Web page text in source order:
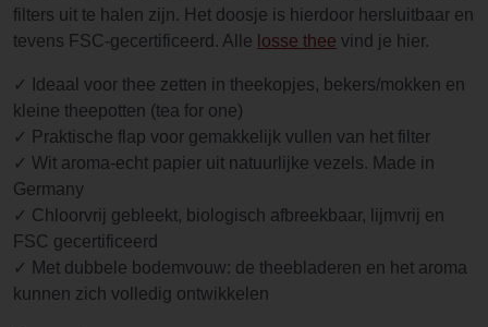
filters uit te halen zijn. Het doosje is hierdoor hersluitbaar en
tevens FSC-gecertificeerd. Alle losse thee vind je hier.
✓ Ideaal voor thee zetten in theekopjes, bekers/mokken en
kleine theepotten (tea for one)
✓ Praktische flap voor gemakkelijk vullen van het filter
✓ Wit aroma-echt papier uit natuurlijke vezels. Made in
Germany
✓ Chloorvrij gebleekt, biologisch afbreekbaar, lijmvrij en
FSC gecertificeerd
✓ Met dubbele bodemvouw: de theebladeren en het aroma
kunnen zich volledig ontwikkelen